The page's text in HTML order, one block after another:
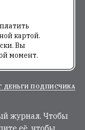
картой.
Вы
момент.
ДЕНЬГИ ПОДПИСЧИКА
журнал. Чтобы